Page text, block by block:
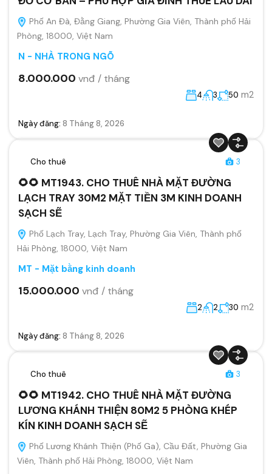
Phố An Đà, Đằng Giang, Phường Gia Viên, Thành phố Hải
Phòng, 18000, Việt Nam
N - NHÀ TRONG NGÕ
8.000.000 vnđ / tháng
4 3 50 m2
Ngày đăng: 8 Tháng 8, 2026
Cho thuê 3
🌻🌻 MT1943. CHO THUÊ NHÀ MẶT ĐƯỜNG
LẠCH TRAY 30M2 MẶT TIỀN 3M KINH DOANH
SẠCH SẼ
Phố Lạch Tray, Lạch Tray, Phường Gia Viên, Thành phố
Hải Phòng, 18000, Việt Nam
MT - Mặt bằng kinh doanh
15.000.000 vnđ / tháng
2 2 30 m2
Ngày đăng: 8 Tháng 8, 2026
Cho thuê 3
🌻🌻 MT1942. CHO THUÊ NHÀ MẶT ĐƯỜNG
LƯƠNG KHÁNH THIỆN 80M2 5 PHÒNG KHÉP
KÍN KINH DOANH SẠCH SẼ
Phố Lương Khánh Thiện (Phố Ga), Cầu Đất, Phường Gia
Viên, Thành phố Hải Phòng, 18000, Việt Nam